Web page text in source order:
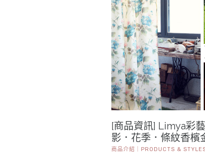
[商品資訊] Limya彩藝布簾 植絨
影．花季．條紋香檳金
商品介紹｜PRODUCTS &